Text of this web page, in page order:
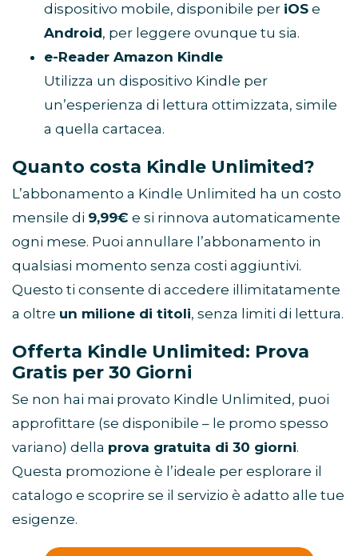
dispositivo mobile, disponibile per iOS e
Android, per leggere ovunque tu sia.
e-Reader Amazon Kindle
Utilizza un dispositivo Kindle per
un’esperienza di lettura ottimizzata, simile
a quella cartacea.
Quanto costa Kindle Unlimited?
L’abbonamento a Kindle Unlimited ha un costo
mensile di 9,99€ e si rinnova automaticamente
ogni mese. Puoi annullare l’abbonamento in
qualsiasi momento senza costi aggiuntivi.
Questo ti consente di accedere illimitatamente
a oltre un milione di titoli, senza limiti di lettura.
Offerta Kindle Unlimited: Prova
Gratis per 30 Giorni
Se non hai mai provato Kindle Unlimited, puoi
approfittare (se disponibile – le promo spesso
variano) della prova gratuita di 30 giorni.
Questa promozione è l’ideale per esplorare il
catalogo e scoprire se il servizio è adatto alle tue
esigenze.